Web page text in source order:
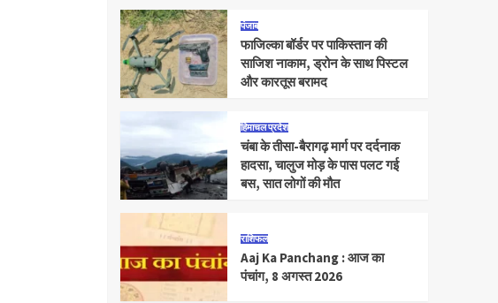
पंजाब
फाजिल्का बॉर्डर पर पाकिस्तान की
साजिश नाकाम, ड्रोन के साथ पिस्टल
और कारतूस बरामद
हिमाचल प्रदेश
चंबा के तीसा-बैरागढ़ मार्ग पर दर्दनाक
हादसा, चालुज मोड़ के पास पलट गई
बस, सात लोगों की मौत
राशिफल
Aaj Ka Panchang : आज का
पंचांग, 8 अगस्त 2026